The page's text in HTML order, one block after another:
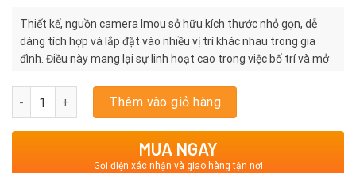
Thiết kế, nguồn camera Imou sở hữu kích thước nhỏ gọn, dễ
dàng tích hợp và lắp đặt vào nhiều vị trí khác nhau trong gia
đình. Điều này mang lại sự linh hoạt cao trong việc bố trí và mở
Nguồn camera Imou IPC-S6DP-3M0WEB-E27 số lượng
Thêm vào giỏ hàng
MUA NGAY
Gọi điện xác nhận và giao hàng tận nơi